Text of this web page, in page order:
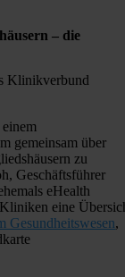
– die
Klinikverbund
gemeinsam über
zu
Geschäftsführer
eHealth
eine
Gesundheitswesen,